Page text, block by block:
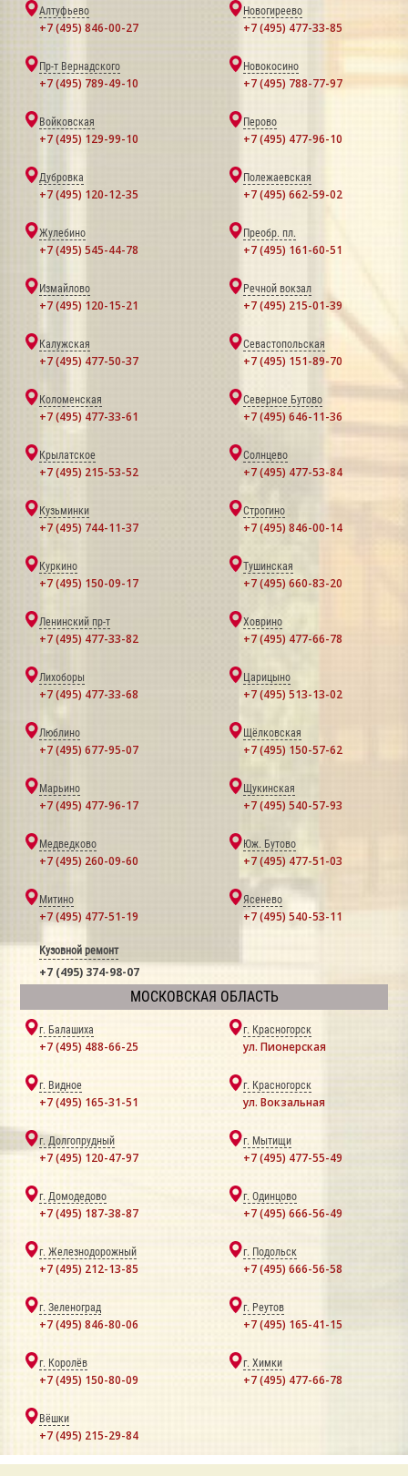
Алтуфьево
+7 (495) 846-00-27
Новогиреево
+7 (495) 477-33-85
Пр-т Вернадского
+7 (495) 789-49-10
Новокосино
+7 (495) 788-77-97
Войковская
+7 (495) 129-99-10
Перово
+7 (495) 477-96-10
Дубровка
+7 (495) 120-12-35
Полежаевская
+7 (495) 662-59-02
Жулебино
+7 (495) 545-44-78
Преобр. пл.
+7 (495) 161-60-51
Измайлово
+7 (495) 120-15-21
Речной вокзал
+7 (495) 215-01-39
Калужская
+7 (495) 477-50-37
Севастопольская
+7 (495) 151-89-70
Коломенская
+7 (495) 477-33-61
Северное Бутово
+7 (495) 646-11-36
Крылатское
+7 (495) 215-53-52
Солнцево
+7 (495) 477-53-84
Кузьминки
+7 (495) 744-11-37
Строгино
+7 (495) 846-00-14
Куркино
+7 (495) 150-09-17
Тушинская
+7 (495) 660-83-20
Ленинский пр-т
+7 (495) 477-33-82
Ховрино
+7 (495) 477-66-78
Лихоборы
+7 (495) 477-33-68
Царицыно
+7 (495) 513-13-02
Люблино
+7 (495) 677-95-07
Щёлковская
+7 (495) 150-57-62
Марьино
+7 (495) 477-96-17
Щукинская
+7 (495) 540-57-93
Медведково
+7 (495) 260-09-60
Юж. Бутово
+7 (495) 477-51-03
Митино
+7 (495) 477-51-19
Ясенево
+7 (495) 540-53-11
Кузовной ремонт
+7 (495) 374-98-07
МОСКОВСКАЯ ОБЛАСТЬ
г. Балашиха
+7 (495) 488-66-25
г. Красногорск
ул. Пионерская
г. Видное
+7 (495) 165-31-51
г. Красногорск
ул. Вокзальная
г. Долгопрудный
+7 (495) 120-47-97
г. Мытищи
+7 (495) 477-55-49
г. Домодедово
+7 (495) 187-38-87
г. Одинцово
+7 (495) 666-56-49
г. Железнодорожный
+7 (495) 212-13-85
г. Подольск
+7 (495) 666-56-58
г. Зеленоград
+7 (495) 846-80-06
г. Реутов
+7 (495) 165-41-15
г. Королёв
+7 (495) 150-80-09
г. Химки
+7 (495) 477-66-78
Вёшки
+7 (495) 215-29-84